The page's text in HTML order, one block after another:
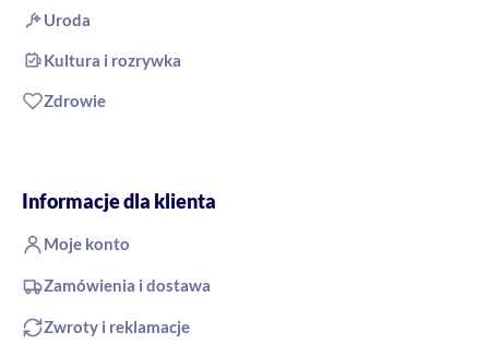
Uroda
Kultura i rozrywka
Zdrowie
Informacje dla klienta
Moje konto
Zamówienia i dostawa
Zwroty i reklamacje